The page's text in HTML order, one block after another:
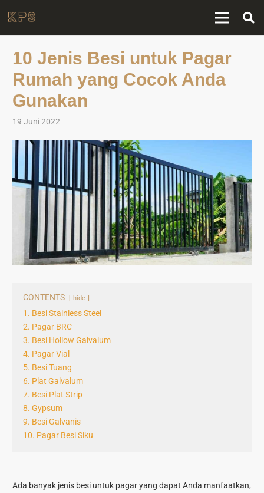
10 Jenis Besi untuk Pagar
Rumah yang Cocok Anda
Gunakan
19 Juni 2022
CONTENTS hide
1. Besi Stainless Steel
2. Pagar BRC
3. Besi Hollow Galvalum
4. Pagar Vial
5. Besi Tuang
6. Plat Galvalum
7. Besi Plat Strip
8. Gypsum
9. Besi Galvanis
10. Pagar Besi Siku
Ada banyak jenis besi untuk pagar yang dapat Anda manfaatkan,